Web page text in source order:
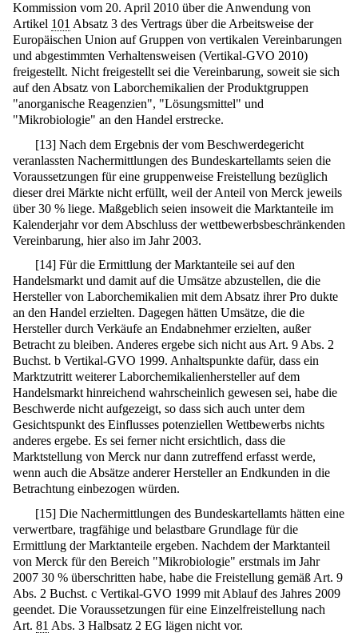
Kommission vom 20. April 2010 über die Anwendung von
Artikel 101 Absatz 3 des Vertrags über die Arbeitsweise der
Europäischen Union auf Gruppen von vertikalen Vereinbarungen
und abgestimmten Verhaltensweisen (Vertikal-GVO 2010)
freigestellt. Nicht freigestellt sei die Vereinbarung, soweit sie sich
auf den Absatz von Laborchemikalien der Produktgruppen
"anorganische Reagenzien", "Lösungsmittel" und
"Mikrobiologie" an den Handel erstrecke.
[13] Nach dem Ergebnis der vom Beschwerdegericht
veranlassten Nachermittlungen des Bundeskartellamts seien die
Voraussetzungen für eine gruppenweise Freistellung bezüglich
dieser drei Märkte nicht erfüllt, weil der Anteil von Merck jeweils
über 30 % liege. Maßgeblich seien insoweit die Marktanteile im
Kalenderjahr vor dem Abschluss der wettbewerbsbeschränkenden
Vereinbarung, hier also im Jahr 2003.
[14] Für die Ermittlung der Marktanteile sei auf den
Handelsmarkt und damit auf die Umsätze abzustellen, die die
Hersteller von Laborchemikalien mit dem Absatz ihrer Pro dukte
an den Handel erzielten. Dagegen hätten Umsätze, die die
Hersteller durch Verkäufe an Endabnehmer erzielten, außer
Betracht zu bleiben. Anderes ergebe sich nicht aus Art. 9 Abs. 2
Buchst. b Vertikal-GVO 1999. Anhaltspunkte dafür, dass ein
Marktzutritt weiterer Laborchemikalienhersteller auf dem
Handelsmarkt hinreichend wahrscheinlich gewesen sei, habe die
Beschwerde nicht aufgezeigt, so dass sich auch unter dem
Gesichtspunkt des Einflusses potenziellen Wettbewerbs nichts
anderes ergebe. Es sei ferner nicht ersichtlich, dass die
Marktstellung von Merck nur dann zutreffend erfasst werde,
wenn auch die Absätze anderer Hersteller an Endkunden in die
Betrachtung einbezogen würden.
[15] Die Nachermittlungen des Bundeskartellamts hätten eine
verwertbare, tragfähige und belastbare Grundlage für die
Ermittlung der Marktanteile ergeben. Nachdem der Marktanteil
von Merck für den Bereich "Mikrobiologie" erstmals im Jahr
2007 30 % überschritten habe, habe die Freistellung gemäß Art. 9
Abs. 2 Buchst. c Vertikal-GVO 1999 mit Ablauf des Jahres 2009
geendet. Die Voraussetzungen für eine Einzelfreistellung nach
Art. 81 Abs. 3 Halbsatz 2 EG lägen nicht vor.